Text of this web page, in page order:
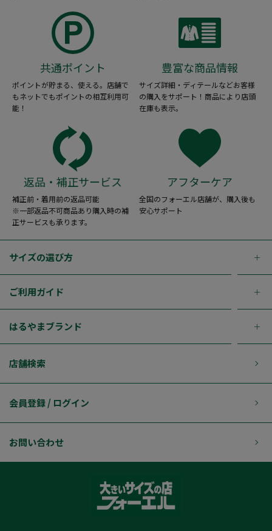
共通ポイント
ポイントが貯まる、使える。店舗で
もネットでもポイントの相互利用可
能！
豊富な商品情報
サイズ詳細・ディテールなどお客様
の購入をサポート！商品により店頭
在庫も表示。
返品・補正サービス
補正前・着用前の返品可能
※一部返品不可商品あり購入時の補
正サービスも承ります。
アフターケア
全国のフォーエル店舗が、購入後も
安心サポート
サイズの選び方
ご利用ガイド
はるやまブランド
店舗検索
会員登録 / ログイン
お問い合わせ